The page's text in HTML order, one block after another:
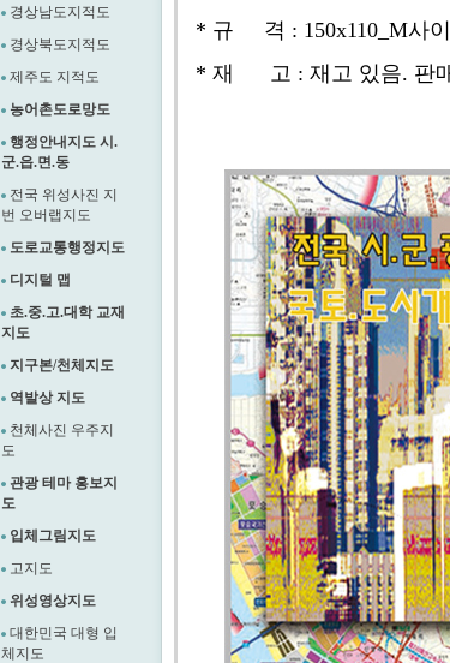
경상남도지적도
경상북도지적도
제주도 지적도
농어촌도로망도
행정안내지도 시.
군.읍.면.동
전국 위성사진 지
번 오버랩지도
도로교통행정지도
디지털 맵
초.중.고.대학 교재
지도
지구본/천체지도
역발상 지도
천체사진 우주지
도
관광 테마 홍보지
도
입체그림지도
고지도
위성영상지도
대한민국 대형 입
체지도
* 규 격 : 150x110_M사
* 재 고 : 재고 있음. 판